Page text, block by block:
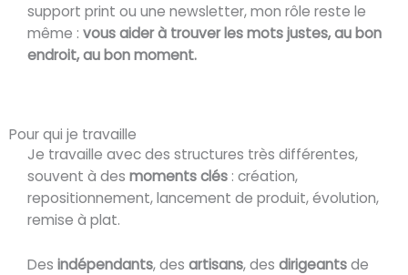
support print ou une newsletter, mon rôle reste le
même : vous aider à trouver les mots justes, au bon
endroit, au bon moment.
Pour qui je travaille
Je travaille avec des structures très différentes,
souvent à des moments clés : création,
repositionnement, lancement de produit, évolution,
remise à plat.
Des indépendants, des artisans, des dirigeantsde